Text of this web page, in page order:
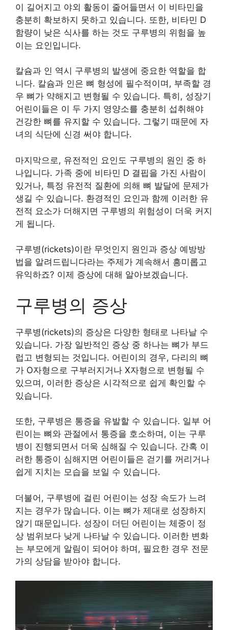
이 길어지고 야외 활동이 줄어들면서 이 비타민을
충분히 확보하지 못하고 있습니다. 또한, 비타민 D
함량이 낮은 식사를 하는 것도 구루병의 위험을 높
이는 요인입니다.
칼슘과 인 역시 구루병의 발생에 중요한 역할을 합
니다. 칼슘과 인은 뼈 형성에 필수적이며, 부족할 경
우 뼈가 약해지고 변형될 수 있습니다. 특히, 성장기
어린이들은 이 두 가지 영양소를 충분히 섭취해야
건강한 뼈를 유지할 수 있습니다. 그렇기 때문에 자
녀의 식단에 신경 써야 합니다.
마지막으로, 유전적인 요인도 구루병의 원인 중 하
나입니다. 가족 중에 비타민 D 결핍을 가진 사람이
있거나, 특정 유전적 질환에 의해 뼈 발달에 문제가
생길 수 있습니다. 환경적인 요인과 함께 이러한 유
전적 요소가 더해지면 구루병의 위험성이 더욱 커지
게 됩니다.
구루병(rickets)이란 무엇인지 원인과 증상 예방방
법을 알려드립니다라는 주제가 계속해서 흥미롭고
유익하죠? 이제 증상에 대해 알아보겠습니다.
구루병의 증상
구루병(rickets)의 증상은 다양한 형태로 나타날 수
있습니다. 가장 일반적인 증상 중 하나는 뼈가 부드
럽고 변형되는 것입니다. 어린이의 경우, 다리의 뼈
가 O자형으로 구부러지거나 X자형으로 변형될 수
있으며, 이러한 증상은 시각적으로 쉽게 확인할 수
있습니다.
또한, 구루병은 통증을 유발할 수 있습니다. 일부 어
린이는 뼈와 관절에서 통증을 호소하며, 이는 구루
병이 진행되면서 더욱 심해질 수 있습니다. 간혹 이
러한 통증이 심해지면 어린이들은 걷기를 꺼리거나
쉽게 지치는 모습을 보일 수 있습니다.
더불어, 구루병에 걸린 어린이는 성장 속도가 느려
지는 경우가 많습니다. 이는 뼈가 제대로 성장하지
않기 때문입니다. 성장이 더딘 어린이는 체중이 정
상 범위보다 낮게 나타날 수 있습니다. 이러한 변화
는 부모에게 알림이 되어야 하며, 필요한 경우 전문
가의 상담을 받아야 합니다.